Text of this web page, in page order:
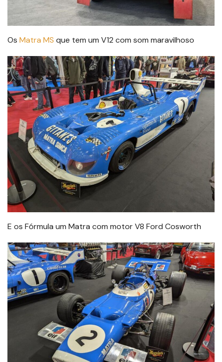
Os Matra MS que tem um V12 com som maravilhoso
E os Fórmula um Matra com motor V8 Ford Cosworth